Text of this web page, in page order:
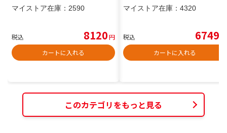
マイストア在庫： 2590
税込 8120円
カートに入れる
マイストア在庫： 4320
税込 6749
カートに入れる
このカテゴリをもっと見る